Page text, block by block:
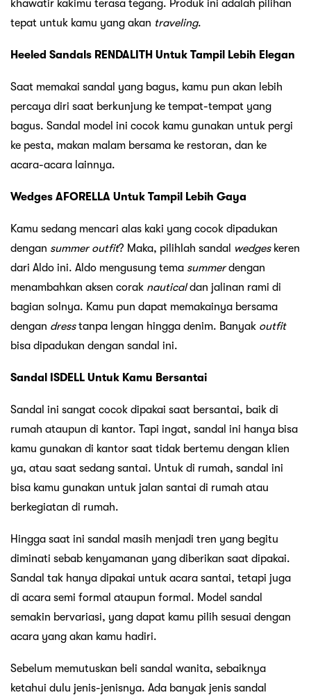
khawatir kakimu terasa tegang. Produk ini adalah pilihan
tepat untuk kamu yang akan traveling.
Heeled Sandals RENDALITH Untuk Tampil Lebih Elegan
Saat memakai sandal yang bagus, kamu pun akan lebih
percaya diri saat berkunjung ke tempat-tempat yang
bagus. Sandal model ini cocok kamu gunakan untuk pergi
ke pesta, makan malam bersama ke restoran, dan ke
acara-acara lainnya.
Wedges AFORELLA Untuk Tampil Lebih Gaya
Kamu sedang mencari alas kaki yang cocok dipadukan
dengan summer outfit? Maka, pilihlah sandal wedgeskeren
dari Aldo ini. Aldo mengusung tema summerdengan
menambahkan aksen corak nauticaldan jalinan rami di
bagian solnya. Kamu pun dapat memakainya bersama
dengan dresstanpa lengan hingga denim. Banyak outfit
bisa dipadukan dengan sandal ini.
Sandal ISDELL Untuk Kamu Bersantai
Sandal ini sangat cocok dipakai saat bersantai, baik di
rumah ataupun di kantor. Tapi ingat, sandal ini hanya bisa
kamu gunakan di kantor saat tidak bertemu dengan klien
ya, atau saat sedang santai. Untuk di rumah, sandal ini
bisa kamu gunakan untuk jalan santai di rumah atau
berkegiatan di rumah.
Hingga saat ini sandal masih menjadi tren yang begitu
diminati sebab kenyamanan yang diberikan saat dipakai.
Sandal tak hanya dipakai untuk acara santai, tetapi juga
di acara semi formal ataupun formal. Model sandal
semakin bervariasi, yang dapat kamu pilih sesuai dengan
acara yang akan kamu hadiri.
Sebelum memutuskan beli sandal wanita, sebaiknya
ketahui dulu jenis-jenisnya. Ada banyak jenis sandal